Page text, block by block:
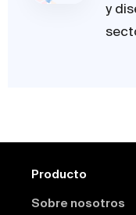
y
Producto
Sobre nosotros